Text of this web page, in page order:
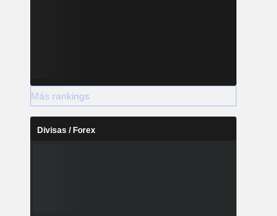
Más rankings
Divisas / Forex